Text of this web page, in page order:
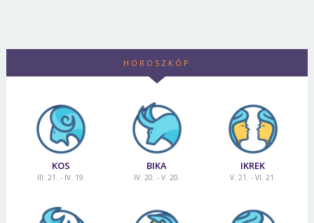
HOROSZKÓP
KOS
III. 21. - IV. 19.
BIKA
IV. 20. - V. 20.
IKREK
V. 21. - VI. 21.